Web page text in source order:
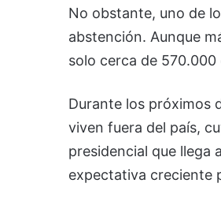
No obstante, uno de
abstención. Aunque
solo cerca de
Durante los próximos
viven fuera del país,
presidencial que llega
expectativa creciente